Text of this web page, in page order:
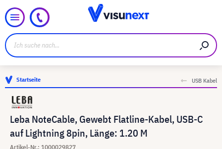
Startseite USB Kabel
Leba NoteCable, Gewebt Flatline-Kabel, USB-C
auf Lightning 8pin, Länge: 1.20 M
Artikel-Nr.: 1000029827